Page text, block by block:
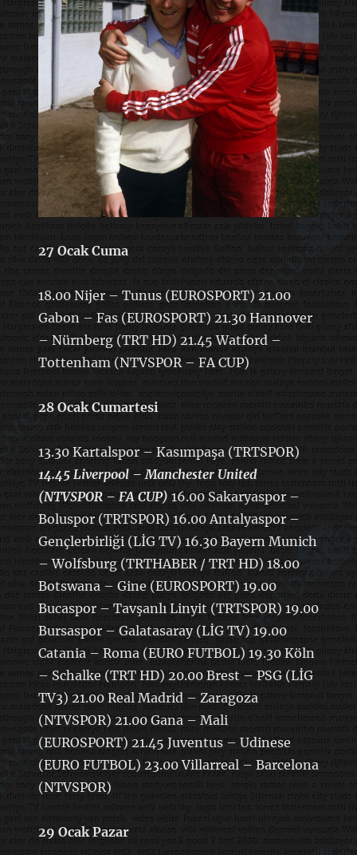
27 Ocak Cuma
18.00 Nijer – Tunus (EUROSPORT) 21.00
Gabon – Fas (EUROSPORT) 21.30 Hannover
– Nürnberg (TRT HD) 21.45 Watford –
Tottenham (NTVSPOR – FA CUP)
28 Ocak Cumartesi
13.30 Kartalspor – Kasımpaşa (TRTSPOR)
14.45 Liverpool – Manchester United
(NTVSPOR – FA CUP)16.00 Sakaryaspor –
Boluspor (TRTSPOR) 16.00 Antalyaspor –
Gençlerbirliği (LİG TV) 16.30 Bayern Munich
– Wolfsburg (TRTHABER / TRT HD) 18.00
Botswana – Gine (EUROSPORT) 19.00
Bucaspor – Tavşanlı Linyit (TRTSPOR) 19.00
Bursaspor – Galatasaray (LİG TV) 19.00
Catania – Roma (EURO FUTBOL) 19.30 Köln
– Schalke (TRT HD) 20.00 Brest – PSG (LİG
TV3) 21.00 Real Madrid – Zaragoza
(NTVSPOR) 21.00 Gana – Mali
(EUROSPORT) 21.45 Juventus – Udinese
(EURO FUTBOL) 23.00 Villarreal – Barcelona
(NTVSPOR)
29 Ocak Pazar